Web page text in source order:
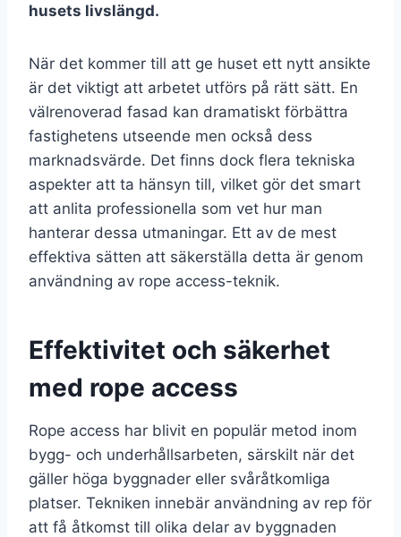
husets livslängd.
När det kommer till att ge huset ett nytt ansikte
är det viktigt att arbetet utförs på rätt sätt. En
välrenoverad fasad kan dramatiskt förbättra
fastighetens utseende men också dess
marknadsvärde. Det finns dock flera tekniska
aspekter att ta hänsyn till, vilket gör det smart
att anlita professionella som vet hur man
hanterar dessa utmaningar. Ett av de mest
effektiva sätten att säkerställa detta är genom
användning av rope access-teknik.
Effektivitet och säkerhet
med rope access
Rope access har blivit en populär metod inom
bygg- och underhållsarbeten, särskilt när det
gäller höga byggnader eller svåråtkomliga
platser. Tekniken innebär användning av rep för
att få åtkomst till olika delar av byggnaden